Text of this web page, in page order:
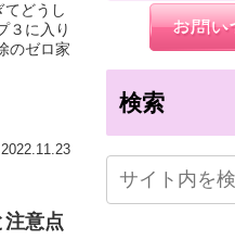
どうし
３に入り
のゼロ家
2022.11.23
注意点
検索